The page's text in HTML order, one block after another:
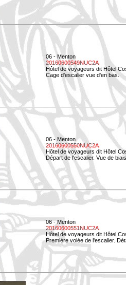
06 - Menton
20160600549NUC2A
Hôtel de voyageurs dit Hôtel
Cage d'escalier vue d'en bas.
06 - Menton
20160600550NUC2A
Hôtel de voyageurs dit Hôtel
Départ de l'escalier. Vue de
06 - Menton
20160600551NUC2A
Hôtel de voyageurs dit Hôtel
Première volée de l'escalier.